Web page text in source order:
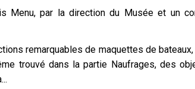
Menu, par la direction du Musée et un
remarquables de maquettes de
trouvé dans la partie Naufrages, des